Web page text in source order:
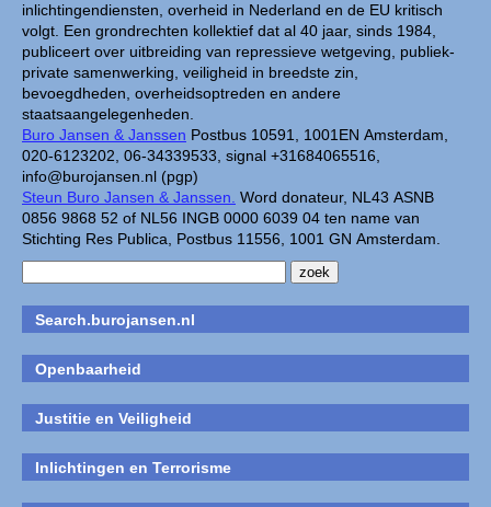
inlichtingendiensten, overheid in Nederland en de EU kritisch
volgt. Een grondrechten kollektief dat al 40 jaar, sinds 1984,
publiceert over uitbreiding van repressieve wetgeving, publiek-
private samenwerking, veiligheid in breedste zin,
bevoegdheden, overheidsoptreden en andere
staatsaangelegenheden.
Buro Jansen & Janssen Postbus 10591, 1001EN Amsterdam,
020-6123202, 06-34339533, signal +31684065516,
info@burojansen.nl (pgp)
Steun Buro Jansen & Janssen. Word donateur, NL43 ASNB
0856 9868 52 of NL56 INGB 0000 6039 04 ten name van
Stichting Res Publica, Postbus 11556, 1001 GN Amsterdam.
Search.burojansen.nl
Openbaarheid
Justitie en Veiligheid
Inlichtingen en Terrorisme